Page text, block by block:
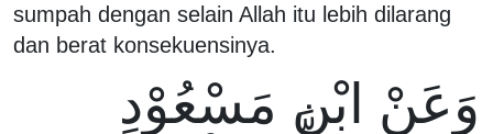
sumpah dengan selain Allah itu lebih dilarang
dan berat konsekuensinya.
وَعَنْ ابْنِ مَسْعُوْدٍ